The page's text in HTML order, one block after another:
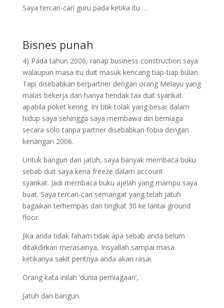
Saya tercari-cari guru pada ketika itu …
Bisnes punah
4) Pada tahun 2006, ranap business construction saya
walaupun masa itu duit masuk kencang tiap-tiap bulan.
Tapi disebabkan berpartner dengan orang Melayu yang
malas bekerja dan hanya hendak tax duit syarikat
apabila poket kering. Ini titik tolak yang besar dalam
hidup saya sehingga saya membawa diri berniaga
secara solo tanpa partner disebabkan fobia dengan
kenangan 2006.
Untuk bangun dari jatuh, saya banyak membaca buku
sebab duit saya kena freeze dalam account
syarikat. Jadi membaca buku ajelah yang mampu saya
buat. Saya tercari-cari semangat yang telah jatuh
bagaikan terhempas dari tingkat 30 ke lantai ground
floor.
Jika anda tidak faham tidak apa sebab anda belum
ditakdirkan merasainya, Insyallah sampai masa
ketikanya sakit peritnya anda akan rasai.
Orang kata inilah ‘dunia perniagaan’,
Jatuh dan bangun.